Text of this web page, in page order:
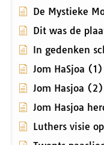
De Mystieke
Dit was de
In gedenken
Jom HaSjoa (1)
Jom Hasjoa (2)
Jom Hasjoa
Luthers visie